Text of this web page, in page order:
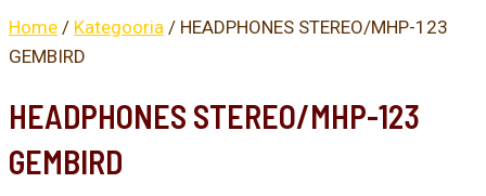
Home / Kategooria / HEADPHONES STEREO/MHP-123
GEMBIRD
HEADPHONES STEREO/MHP-123
GEMBIRD